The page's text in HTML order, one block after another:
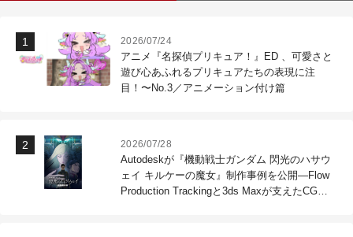
2026/07/24
アニメ『名探偵プリキュア！』ED 、可愛さと
遊び心あふれるプリキュアたちの表現に注
目！〜No.3／アニメーション付け篇
2026/07/28
Autodeskが『機動戦士ガンダム 閃光のハサウ
ェイ キルケーの魔女』制作事例を公開―Flow
Production Trackingと3ds Maxが支えたCG制